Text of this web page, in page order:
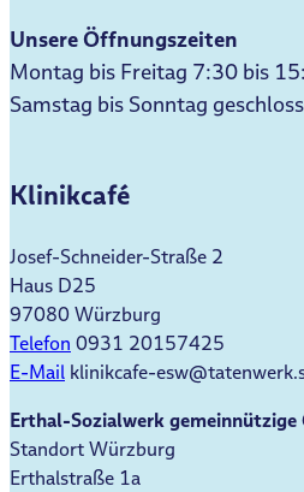
Unsere Öffnungszeiten
Montag bis Freitag 7:30 bis
Samstag bis Sonntag
Klinikcafé
Josef-Schneider-Straße 2
Haus D25
97080 Würzburg
Telefon 0931 20157425
E-Mail klinikcafe-
Erthal-Sozialwerk gemeinnützige
Standort Würzburg
Erthalstraße 1a